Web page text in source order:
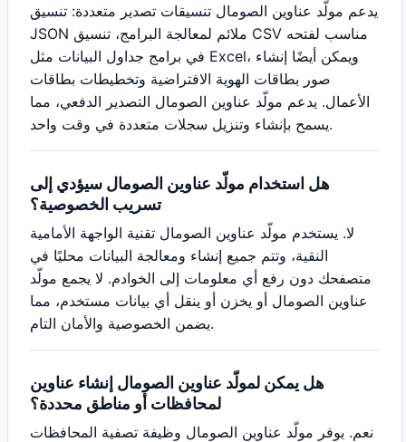
يدعم مولّد عناوين الصومال تنسيقات تصدير متعددة: تنسيق
JSON ملائم لمعالجة البرامج، تنسيق CSV مناسب لفتحه
في برامج جداول البيانات مثل Excel، ويمكن أيضًا إنشاء
صور بطاقات الهوية الافتراضية وتخطيطات بطاقات
الأعمال. يدعم مولّد عناوين الصومال التصدير الدفعي، مما
يسمح بإنشاء وتنزيل سجلات متعددة في وقت واحد.
هل استخدام مولّد عناوين الصومال سيؤدي إلى
تسريب الخصوصية؟
لا. يستخدم مولّد عناوين الصومال تقنية الواجهة الأمامية
النقية، وتتم جميع إنشاء ومعالجة البيانات محليًا في
متصفحك دون رفع أي معلومات إلى الخوادم. لا يجمع مولّد
عناوين الصومال أو يخزن أو ينقل أي بيانات مستخدم، مما
يضمن الخصوصية والأمان التام.
هل يمكن لمولّد عناوين الصومال إنشاء عناوين
لمحافظات أو مناطق محددة؟
نعم. يوفر مولّد عناوين الصومال وظيفة تصفية المحافظات